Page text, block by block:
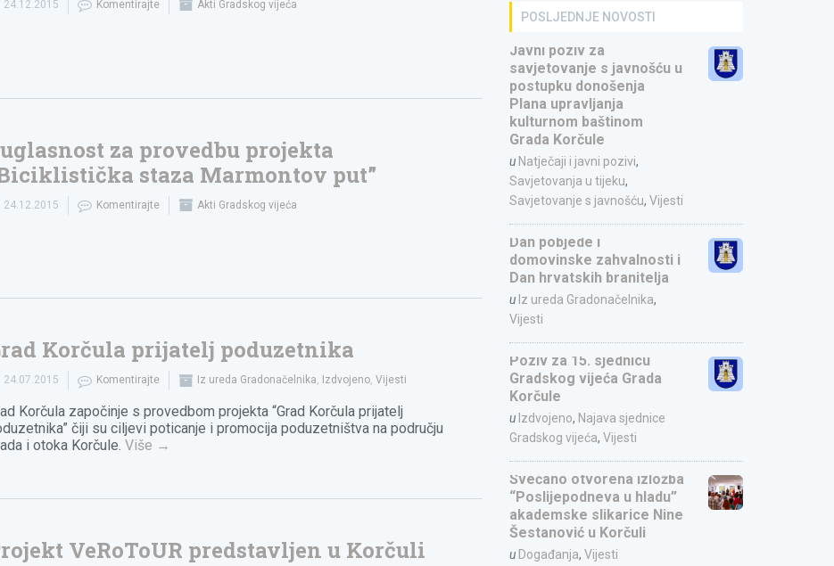
24.12.2015 Komentirajte Akti Gradskog vijeća
za provedbu projekta
staza Marmontov put”
24.12.2015 Komentirajte Akti Gradskog vijeća
Korčula prijatelj poduzetnika
24.07.2015 Komentirajte Iz ureda Gradonačelnika, Izdvojeno,Vijesti
Korčula započinje s provedbom projekta “Grad Korčula prijatelj
čiji su ciljevi poticanje i promocija poduzetništva na području
i otoka Korčule.Više →
VeRoToUR predstavljen u Korčuli
POSLJEDNJE NOVOSTI
Javni poziv za
savjetovanje s javnošću u
postupku donošenja
Plana upravljanja
kulturnom baštinom
Grada Korčule
u Natječaji i javni pozivi,
Savjetovanja u tijeku,
Savjetovanje s javnošću, Vijesti
Dan pobjede i
domovinske zahvalnosti i
Dan hrvatskih branitelja
u Iz ureda Gradonačelnika,
Vijesti
Poziv za 15. sjednicu
Gradskog vijeća Grada
Korčule
u Izdvojeno, Najava sjednice
Gradskog vijeća, Vijesti
Svečano otvorena izložba
“Poslijepodneva u hladu”
akademske slikarice Nine
Šestanović u Korčuli
u Događanja, Vijesti